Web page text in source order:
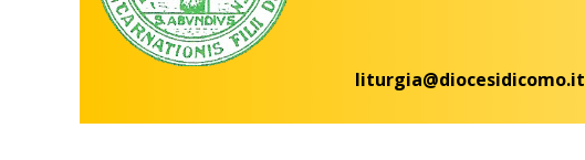
liturgia@diocesidicomo.it